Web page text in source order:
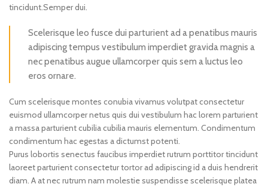
tincidunt.Semper dui.
Scelerisque leo fusce dui parturient ad a penatibus mauris
adipiscing tempus vestibulum imperdiet gravida magnis a
nec penatibus augue ullamcorper quis sem a luctus leo
eros ornare.
Cum scelerisque montes conubia vivamus volutpat consectetur
euismod ullamcorper netus quis dui vestibulum hac lorem parturient
a massa parturient cubilia cubilia mauris elementum. Condimentum
condimentum hac egestas a dictumst potenti.
Purus lobortis senectus faucibus imperdiet rutrum porttitor tincidunt
laoreet parturient consectetur tortor ad adipiscing id a duis hendrerit
diam. A at nec rutrum nam molestie suspendisse scelerisque platea